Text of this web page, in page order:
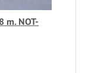
m. NOT-